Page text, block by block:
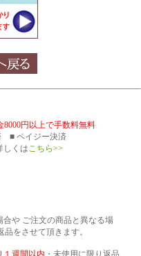
8000円以上で手数料無料
■ ペイジー決済
しくはこちら>>
や ご注文の商品と異なる場
をさせて頂きます。
１週間以内 ・未使用に限り返品